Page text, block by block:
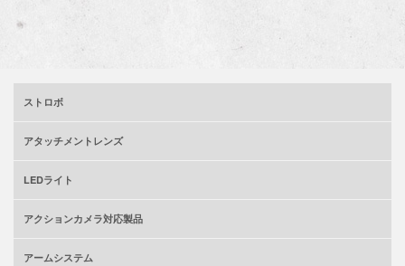
ストロボ
アタッチメントレンズ
LEDライト
アクションカメラ対応製品
アームシステム